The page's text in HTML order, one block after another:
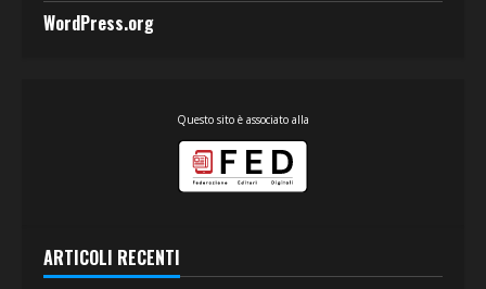
WordPress.org
Questo sito è associato alla
ARTICOLI RECENTI